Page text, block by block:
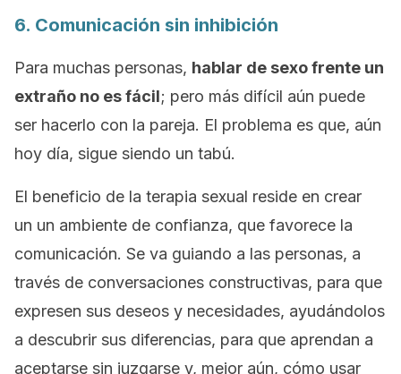
6. Comunicación sin inhibición
Para muchas personas, hablar de sexo frente un
extraño no es fácil; pero más difícil aún puede
ser hacerlo con la pareja. El problema es que, aún
hoy día, sigue siendo un tabú.
El beneficio de la terapia sexual reside en crear
un un ambiente de confianza, que favorece la
comunicación. Se va guiando a las personas, a
través de conversaciones constructivas, para que
expresen sus deseos y necesidades, ayudándolos
a descubrir sus diferencias, para que aprendan a
aceptarse sin juzgarse y, mejor aún, cómo usar